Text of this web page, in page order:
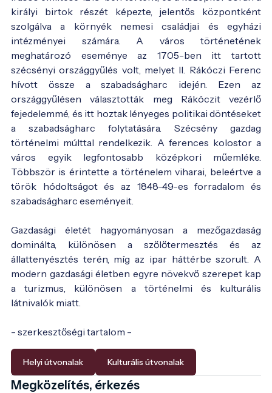
királyi birtok részét képezte, jelentős központként
szolgálva a környék nemesi családjai és egyházi
intézményei számára. A város történetének
meghatározó eseménye az 1705-ben itt tartott
szécsényi országgyűlés volt, melyet II. Rákóczi Ferenc
hívott össze a szabadságharc idején. Ezen az
országgyűlésen választották meg Rákóczit vezérlő
fejedelemmé, és itt hoztak lényeges politikai döntéseket
a szabadságharc folytatására. Szécsény gazdag
történelmi múlttal rendelkezik. A ferences kolostor a
város egyik legfontosabb középkori műemléke.
Többször is érintette a történelem viharai, beleértve a
török hódoltságot és az 1848-49-es forradalom és
szabadságharc eseményeit.
Gazdasági életét hagyományosan a mezőgazdaság
dominálta, különösen a szőlőtermesztés és az
állattenyésztés terén, míg az ipar háttérbe szorult. A
modern gazdasági életben egyre növekvő szerepet kap
a turizmus, különösen a történelmi és kulturális
látnivalók miatt.
- szerkesztőségi tartalom -
Helyi útvonalak Kulturális útvonalak
Megközelítés, érkezés